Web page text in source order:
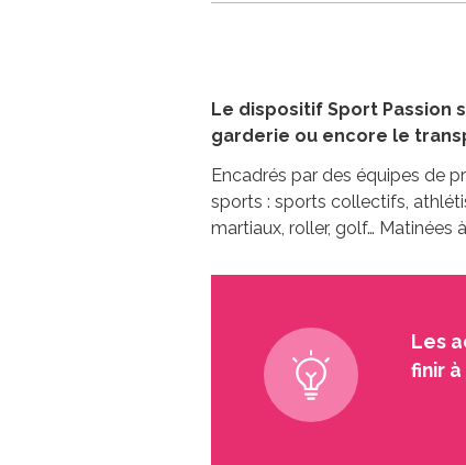
Le dispositif Sport Passion
garderie ou encore le
Encadrés par des équipes de
sports : sports collectifs,
martiaux, roller, golf…
Les
finir